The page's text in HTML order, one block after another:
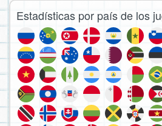
Estadísticas por país de los